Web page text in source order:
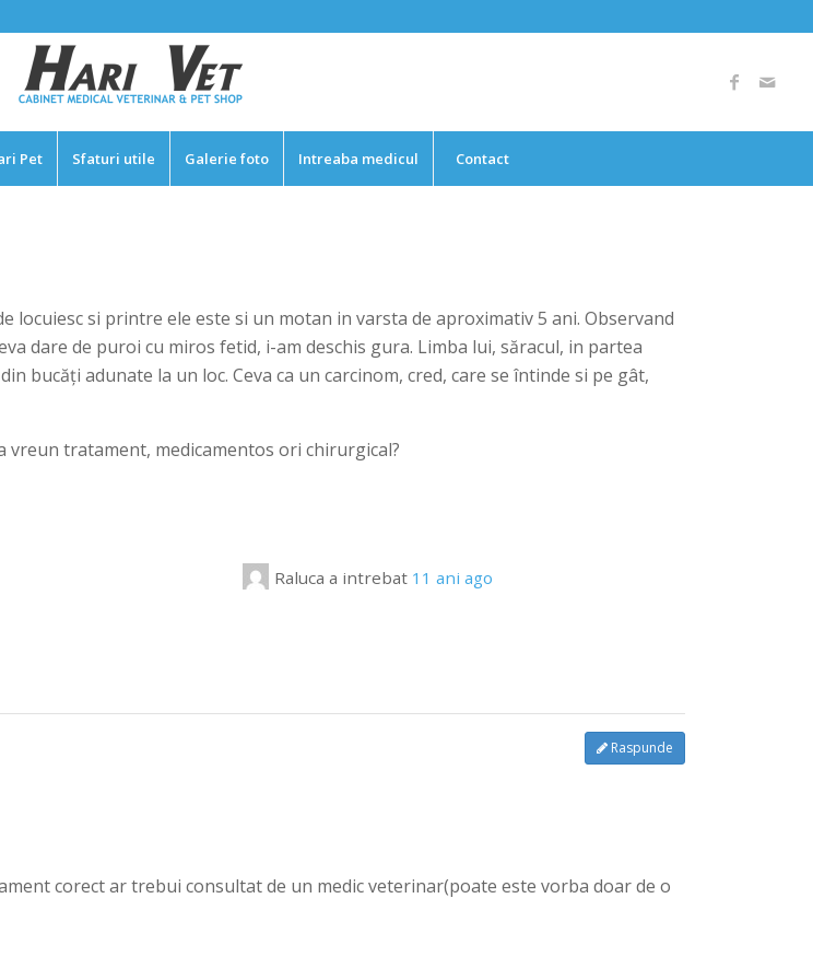
Pet Sfaturi utile Galerie foto Intreaba medicul Contact
locuiesc si printre ele este si un motan in varsta de aproximativ 5 ani. Observand
dare de puroi cu miros fetid, i-am deschis gura. Limba lui, săracul, in partea
bucăți adunate la un loc. Ceva ca un carcinom, cred, care se întinde si pe gât,
vreun tratament, medicamentos ori chirurgical?
Raluca a intrebat 11 ani ago
Raspunde
corect ar trebui consultat de un medic veterinar(poate este vorba doar de o